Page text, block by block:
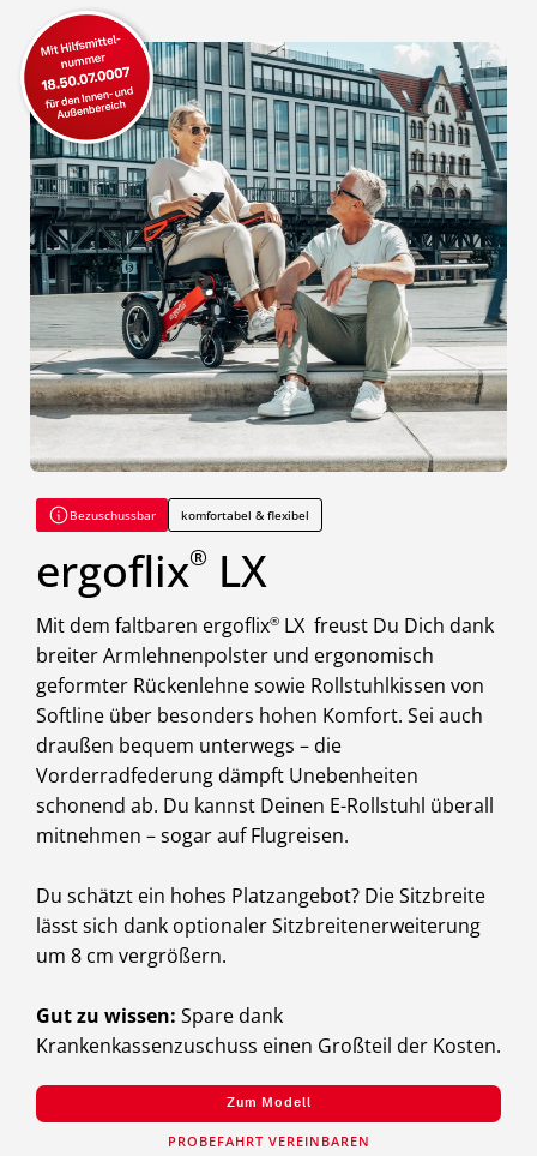
Bezuschussbar komfortabel & flexibel
ergoflix® LX
Mit dem faltbaren ergoflix® LX freust Du Dich dank
breiter Armlehnenpolster und ergonomisch
geformter Rückenlehne sowie Rollstuhlkissen von
Softline über besonders hohen Komfort. Sei auch
draußen bequem unterwegs – die
Vorderradfederung dämpft Unebenheiten
schonend ab. Du kannst Deinen E-Rollstuhl überall
mitnehmen – sogar auf Flugreisen.
Du schätzt ein hohes Platzangebot? Die Sitzbreite
lässt sich dank optionaler Sitzbreitenerweiterung
um 8 cm vergrößern.
Gut zu wissen: Spare dank
Krankenkassenzuschuss einen Großteil der Kosten.
Zum Modell
PROBEFAHRT VEREINBAREN